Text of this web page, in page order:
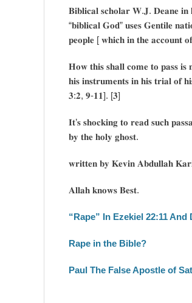
𝐁𝐢𝐛𝐥𝐢𝐜𝐚𝐥 𝐬𝐜𝐡𝐨𝐥𝐚𝐫 𝐖.𝐉. 𝐃𝐞𝐚𝐧𝐞
“𝐛𝐢𝐛𝐥𝐢𝐜𝐚𝐥 𝐆𝐨𝐝” 𝐮𝐬𝐞𝐬 𝐆𝐞𝐧𝐭𝐢𝐥𝐞
𝐩𝐞𝐨𝐩𝐥𝐞 [ 𝐰𝐡𝐢𝐜𝐡 𝐢𝐧 𝐭𝐡𝐞 𝐚𝐜𝐜𝐨𝐮𝐧𝐭
𝐇𝐨𝐰 𝐭𝐡𝐢𝐬 𝐬𝐡𝐚𝐥𝐥 𝐜𝐨𝐦𝐞 𝐭𝐨 𝐩𝐚𝐬𝐬 𝐢𝐬
𝐡𝐢𝐬 𝐢𝐧𝐬𝐭𝐫𝐮𝐦𝐞𝐧𝐭𝐬 𝐢𝐧 𝐡𝐢𝐬 𝐭𝐫𝐢𝐚𝐥 𝐨𝐟
𝟑:𝟐, 𝟗-𝟏𝟏]. [𝟑]
𝐈𝐭’𝐬 𝐬𝐡𝐨𝐜𝐤𝐢𝐧𝐠 𝐭𝐨 𝐫𝐞𝐚𝐝 𝐬𝐮𝐜𝐡
𝐛𝐲 𝐭𝐡𝐞 𝐡𝐨𝐥𝐲 𝐠𝐡𝐨𝐬𝐭.
𝐰𝐫𝐢𝐭𝐭𝐞𝐧 𝐛𝐲 𝐊𝐞𝐯𝐢𝐧 𝐀𝐛𝐝𝐮𝐥𝐥𝐚𝐡
𝐀𝐥𝐥𝐚𝐡 𝐤𝐧𝐨𝐰𝐬 𝐁𝐞𝐬𝐭.
“Rape” In Ezekiel 22:11
Rape in the Bible?
Paul The False Apostle of